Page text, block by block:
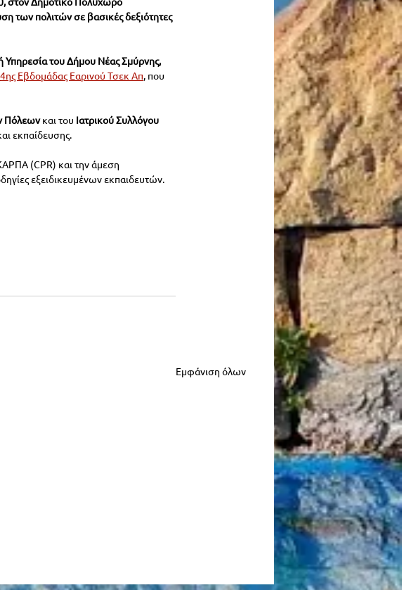
των πολιτών σε βασικές δεξιότητες
του Δήμου Νέας Σμύρνης,
4ης Εβδομάδας Εαρινού Τσεκ Απ, που
Πόλεων και του Ιατρικού Συλλόγου
εκπαίδευσης.
(CPR) και την άμεση
εξειδικευμένων εκπαιδευτών.
Εμφάνιση όλων